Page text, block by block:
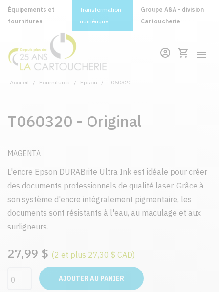
Équipements et
fournitures
Transformation
numérique
Groupe A&A - division
Cartoucherie
Accueil / Fournitures / Epson / T060320
T060320 - Original
MAGENTA
L'encre Epson DURABrite Ultra Ink est idéale pour créer
des documents professionnels de qualité laser. Grâce à
son système d'encre intégralement pigmentaire, les
documents sont résistants à l'eau, au maculage et aux
surligneurs.
27,99 $ (2 et plus 27,30 $ CAD)
AJOUTER AU PANIER